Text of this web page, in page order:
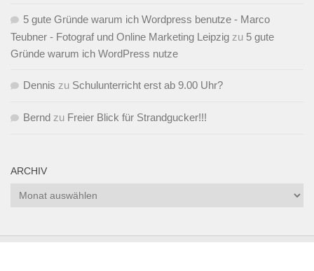
5 gute Gründe warum ich Wordpress benutze - Marco
Teubner - Fotograf und Online Marketing Leipzig zu 5 gute
Gründe warum ich WordPress nutze
Dennis zu Schulunterricht erst ab 9.00 Uhr?
Bernd zu Freier Blick für Strandgucker!!!
ARCHIV
Archiv